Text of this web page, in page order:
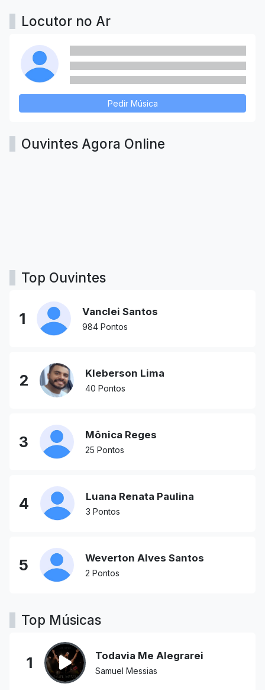
Locutor no Ar
Pedir Música
Ouvintes Agora Online
Top Ouvintes
1 Vanclei Santos
984 Pontos
2 Kleberson Lima
40 Pontos
3 Mônica Reges
25 Pontos
4 Luana Renata Paulina
3 Pontos
5 Weverton Alves Santos
2 Pontos
Top Músicas
1 Todavia Me Alegrarei
Samuel Messias